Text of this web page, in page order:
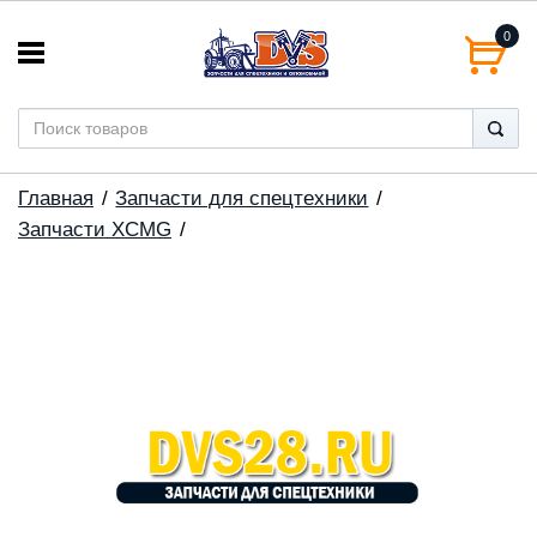
0
Главная
Запчасти для спецтехники
Запчасти XCMG